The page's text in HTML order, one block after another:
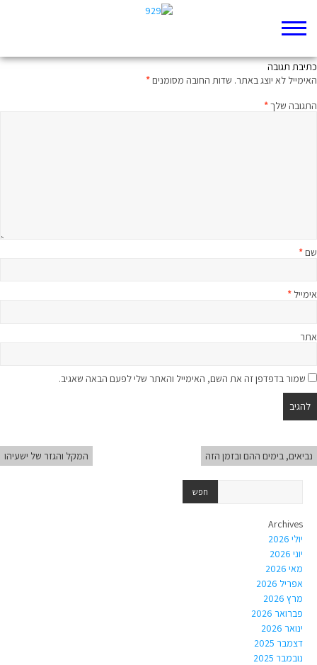
כתיבת תגובה
האימייל לא יוצג באתר. שדות החובה מסומנים*
התגובה שלך*
שם*
אימייל *
אתר
שמור בדפדפן זה את השם, האימייל והאתר שלי לפעם הבאה שאגיב.
נביאים, בימים ההם ובזמן הזה המקל והגזר של ישעיהו
Archives
יולי 2026
יוני 2026
מאי 2026
אפריל 2026
מרץ 2026
פברואר 2026
ינואר 2026
דצמבר 2025
נובמבר 2025